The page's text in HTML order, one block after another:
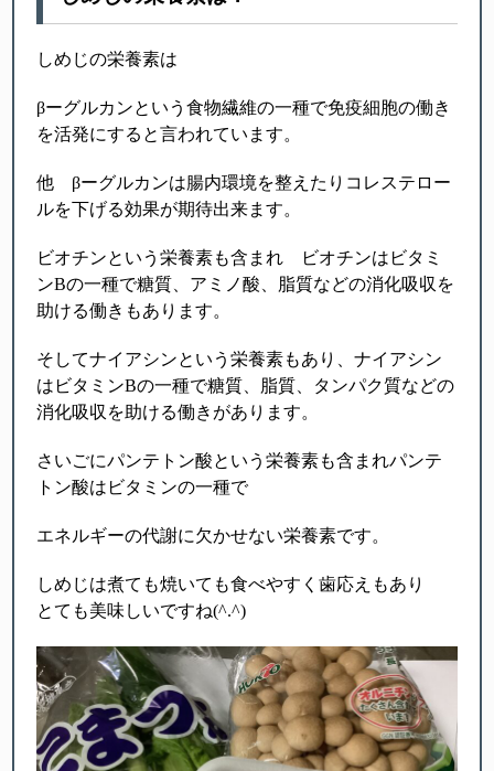
しめじの栄養素は
βーグルカンという食物繊維の一種で免疫細胞の働き
を活発にすると言われています。
他 βーグルカンは腸内環境を整えたりコレステロー
ルを下げる効果が期待出来ます。
ビオチンという栄養素も含まれ ビオチンはビタミ
ンBの一種で糖質、アミノ酸、脂質などの消化吸収を
助ける働きもあります。
そしてナイアシンという栄養素もあり、ナイアシン
はビタミンBの一種で糖質、脂質、タンパク質などの
消化吸収を助ける働きがあります。
さいごにパンテトン酸という栄養素も含まれパンテ
トン酸はビタミンの一種で
エネルギーの代謝に欠かせない栄養素です。
しめじは煮ても焼いても食べやすく歯応えもあり
とても美味しいですね(^.^)